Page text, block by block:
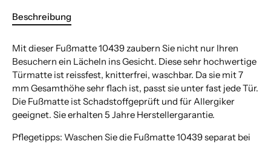
Beschreibung
Mit dieser Fußmatte 10439 zaubern Sie nicht nur Ihren
Besuchern ein Lächeln ins Gesicht. Diese sehr hochwertige
Türmatte ist reissfest, knitterfrei, waschbar. Da sie mit 7
mm Gesamthöhe sehr flach ist, passt sie unter fast jede Tür.
Die Fußmatte ist Schadstoffgeprüft und für Allergiker
geeignet. Sie erhalten 5 Jahre Herstellergarantie.
Pflegetipps: Waschen Sie die Fußmatte 10439 separat bei